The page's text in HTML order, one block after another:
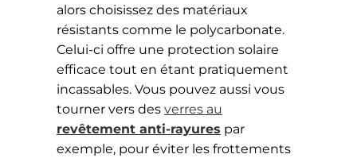
alors choisissez des matériaux
résistants comme le polycarbonate.
Celui-ci offre une protection solaire
efficace tout en étant pratiquement
incassables. Vous pouvez aussi vous
tourner vers des verres au
revêtement anti-rayures par
exemple, pour éviter les frottements